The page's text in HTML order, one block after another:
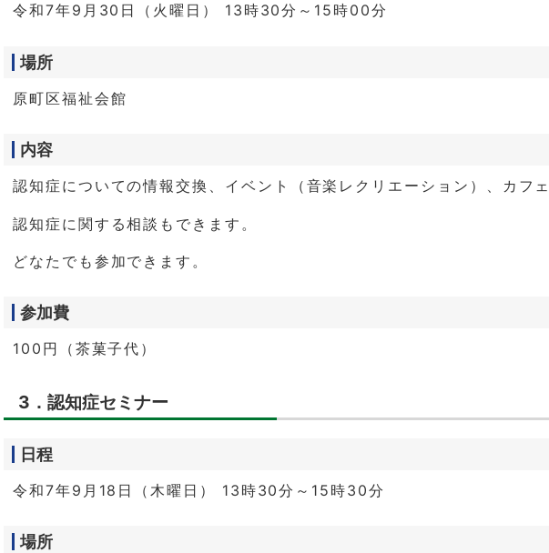
令和7年9月30日（火曜日） 13時30分～15時00分
場所
原町区福祉会館
内容
認知症についての情報交換、イベント（音楽レクリエーション）、カフ
認知症に関する相談もできます。
どなたでも参加できます。
参加費
100円（茶菓子代）
3．認知症セミナー
日程
令和7年9月18日（木曜日） 13時30分～15時30分
場所